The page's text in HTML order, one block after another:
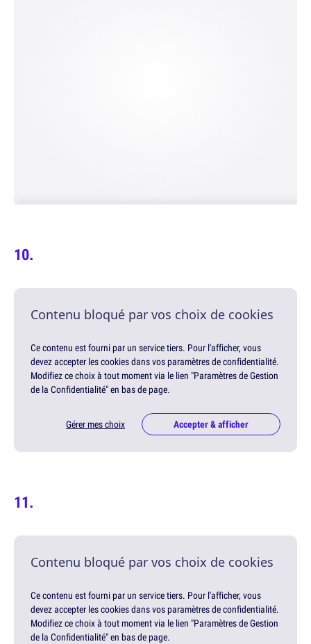
Contenu bloqué par vos choix de cookies
Ce contenu est fourni par un service tiers. Pour l'afficher, vous
devez accepter les cookies dans vos paramètres de confidentialité.
Modifiez ce choix à tout moment via le lien "Paramètres de Gestion
de la Confidentialité" en bas de page.
Gérer mes choix Accepter & afficher
Contenu bloqué par vos choix de cookies
Ce contenu est fourni par un service tiers. Pour l'afficher, vous
devez accepter les cookies dans vos paramètres de confidentialité.
Modifiez ce choix à tout moment via le lien "Paramètres de Gestion
de la Confidentialité" en bas de page.